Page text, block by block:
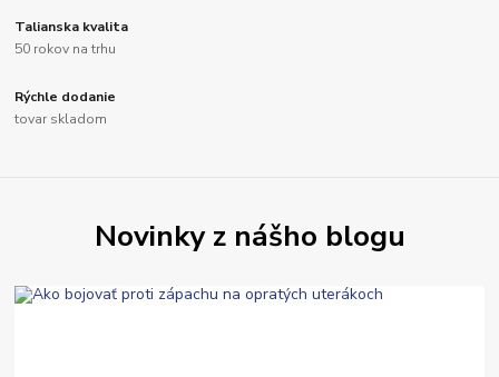
Talianska kvalita
50 rokov na trhu
Rýchle dodanie
tovar skladom
Novinky z nášho blogu